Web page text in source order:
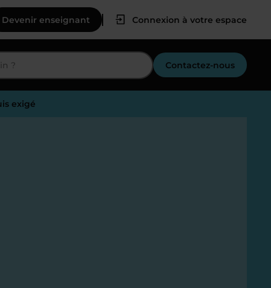
Devenir enseignant Connexion à votre espace
Contactez-nous
exigé